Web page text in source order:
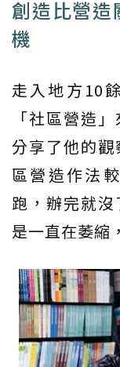
創造比營造
機
走入地方10
「社區營造
分享了他的
區營造作法
跑，辦完就
是一直在萎縮